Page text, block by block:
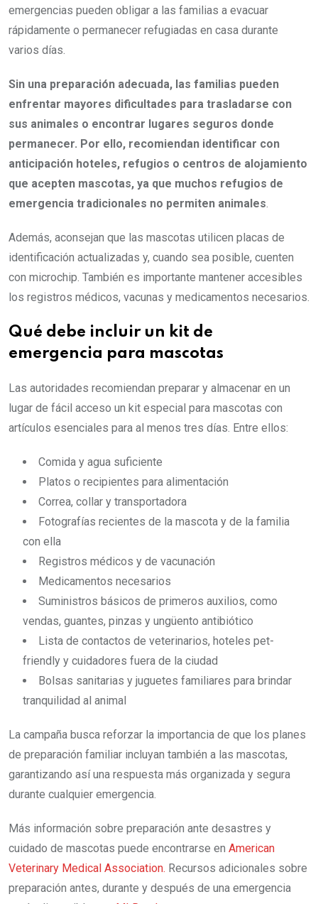
emergencias pueden obligar a las familias a evacuar
rápidamente o permanecer refugiadas en casa durante
varios días.
Sin una preparación adecuada, las familias pueden
enfrentar mayores dificultades para trasladarse con
sus animales o encontrar lugares seguros donde
permanecer. Por ello, recomiendan identificar con
anticipación hoteles, refugios o centros de alojamiento
que acepten mascotas, ya que muchos refugios de
emergencia tradicionales no permiten animales.
Además, aconsejan que las mascotas utilicen placas de
identificación actualizadas y, cuando sea posible, cuenten
con microchip. También es importante mantener accesibles
los registros médicos, vacunas y medicamentos necesarios.
Qué debe incluir un kit de
emergencia para mascotas
Las autoridades recomiendan preparar y almacenar en un
lugar de fácil acceso un kit especial para mascotas con
artículos esenciales para al menos tres días. Entre ellos:
Comida y agua suficiente
Platos o recipientes para alimentación
Correa, collar y transportadora
Fotografías recientes de la mascota y de la familia
con ella
Registros médicos y de vacunación
Medicamentos necesarios
Suministros básicos de primeros auxilios, como
vendas, guantes, pinzas y ungüento antibiótico
Lista de contactos de veterinarios, hoteles pet-
friendly y cuidadores fuera de la ciudad
Bolsas sanitarias y juguetes familiares para brindar
tranquilidad al animal
La campaña busca reforzar la importancia de que los planes
de preparación familiar incluyan también a las mascotas,
garantizando así una respuesta más organizada y segura
durante cualquier emergencia.
Más información sobre preparación ante desastres y
cuidado de mascotas puede encontrarse en American
Veterinary Medical Association. Recursos adicionales sobre
preparación antes, durante y después de una emergencia